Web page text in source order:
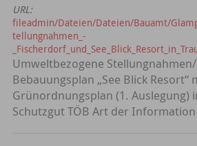
URL:
fileadmin/Dateien/Dateien/Bauamt/
tellungnahmen_-
Umweltbezogene
Bebauungsplan „See Blick
Grünordnungsplan (1. Auslegung)
Schutzgut TÖB Art der